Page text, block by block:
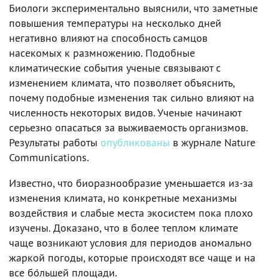
Биологи экспериментально выяснили, что заметные
повышения температуры на несколько дней
негативно влияют на способность самцов
насекомых к размножению. Подобные
климатические события ученые связывают с
изменением климата, что позволяет объяснить,
почему подобные изменения так сильно влияют на
численность некоторых видов. Ученые начинают
серьезно опасаться за выживаемость организмов.
Результаты работы опубликованы в журнале Nature
Communications.
Известно, что биоразнообразие уменьшается из-за
изменения климата, но конкретные механизмы
воздействия и слабые места экосистем пока плохо
изучены. Доказано, что в более теплом климате
чаще возникают условия для периодов аномально
жаркой погоды, которые происходят все чаще и на
все бо́льшей площади.